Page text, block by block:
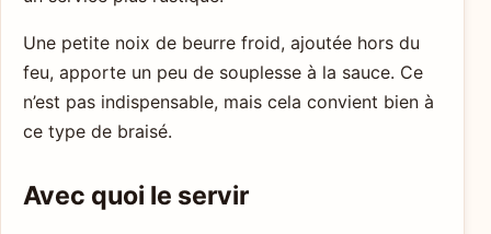
Une petite noix de beurre froid, ajoutée hors du
feu, apporte un peu de souplesse à la sauce. Ce
n’est pas indispensable, mais cela convient bien à
ce type de braisé.
Avec quoi le servir